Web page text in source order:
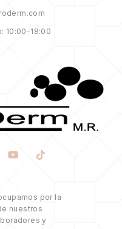
10:00-18:00
por la
nuestros
y